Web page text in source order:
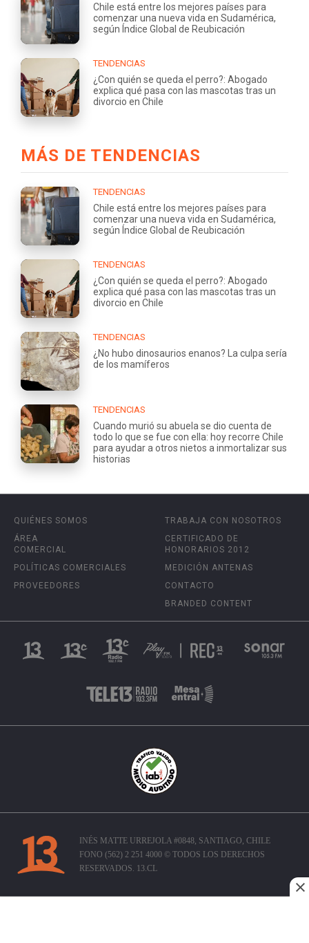
Chile está entre los mejores países para
comenzar una nueva vida en Sudamérica,
según Índice Global de Reubicación
TENDENCIAS
¿Con quién se queda el perro?: Abogado
explica qué pasa con las mascotas tras un
divorcio en Chile
MÁS DE TENDENCIAS
TENDENCIAS
Chile está entre los mejores países para
comenzar una nueva vida en Sudamérica,
según Índice Global de Reubicación
TENDENCIAS
¿Con quién se queda el perro?: Abogado
explica qué pasa con las mascotas tras un
divorcio en Chile
TENDENCIAS
¿No hubo dinosaurios enanos? La culpa sería
de los mamíferos
TENDENCIAS
Cuando murió su abuela se dio cuenta de
todo lo que se fue con ella: hoy recorre Chile
para ayudar a otros nietos a inmortalizar sus
historias
QUIÉNES SOMOS
ÁREA
COMERCIAL
POLÍTICAS COMERCIALES
PROVEEDORES
TRABAJA CON NOSOTROS
CERTIFICADO DE
HONORARIOS 2012
MEDICIÓN ANTENAS
CONTACTO
BRANDED CONTENT
INÉS MATTE URREJOLA #0848, SANTIAGO, CHILE
FONO (562) 2 251 4000 © TODOS LOS DERECHOS
RESERVADOS. 13.CL